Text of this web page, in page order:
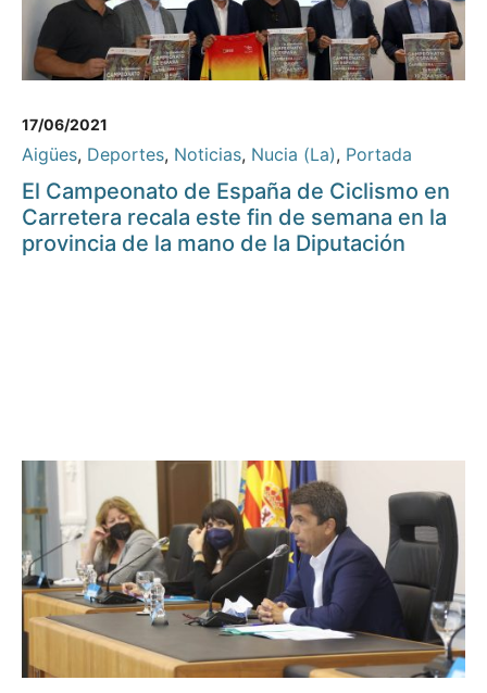
17/06/2021
Aigües, Deportes, Noticias, Nucia (La), Portada
El Campeonato de España de Ciclismo en
Carretera recala este fin de semana en la
provincia de la mano de la Diputación